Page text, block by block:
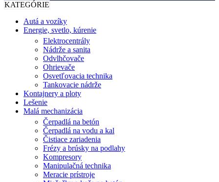
KATEGÓRIE
Autá a vozíky
Energie, svetlo, kúrenie
Elektrocentrály
Nádrže a sanita
Odvlhčovače
Ohrievače
Osvetľovacia technika
Tankovacie nádrže
Kontajnery a ploty
Lešenie
Malá mechanizácia
Čerpadlá na betón
Čerpadlá na vodu a kal
Čistiace zariadenia
Frézy a brúsky na podlahy
Kompresory
Manipulačná technika
Meracie prístroje